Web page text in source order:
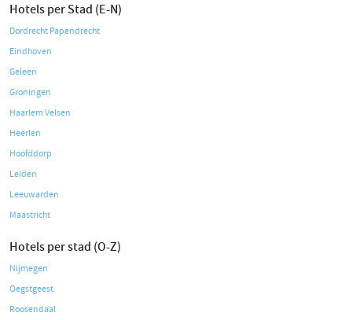
Hotels per Stad (E-N)
Dordrecht Papendrecht
Eindhoven
Geleen
Groningen
Haarlem Velsen
Heerlen
Hoofddorp
Leiden
Leeuwarden
Maastricht
Hotels per stad (O-Z)
Nijmegen
Oegstgeest
Roosendaal